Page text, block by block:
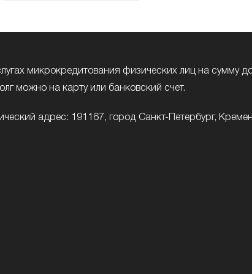
микрокредитования физических лиц на сумму
можно на карту или банковский счет.
адрес: 191167, город Санкт-Петербург,